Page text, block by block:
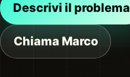
Descrivi il problema
Chiama Marco